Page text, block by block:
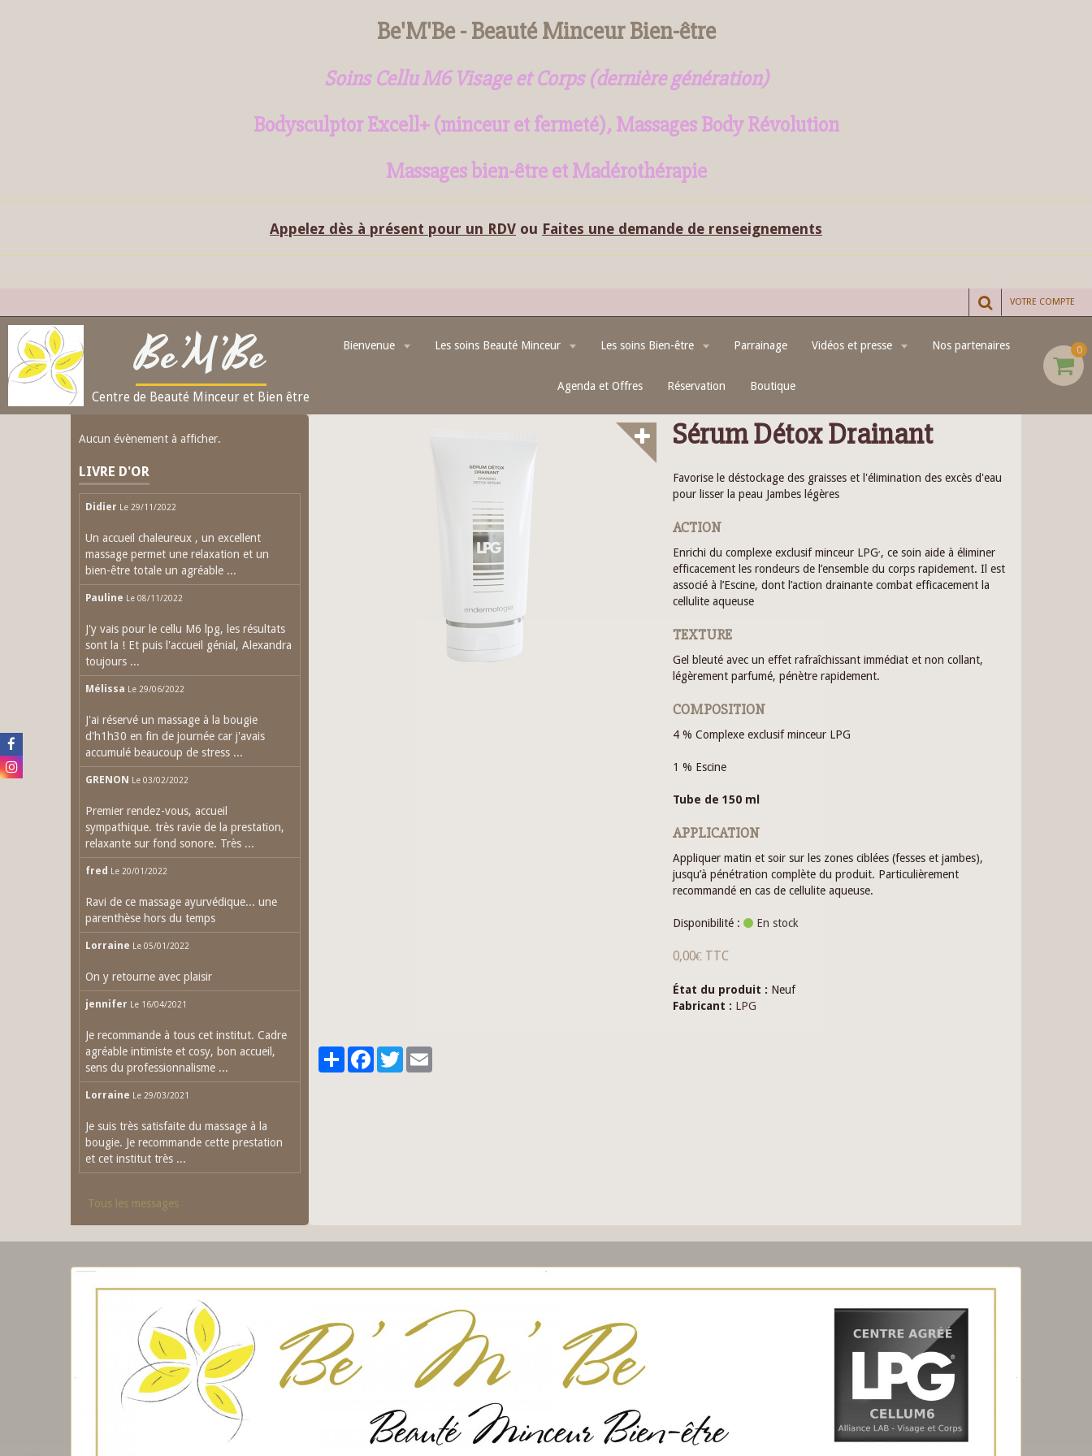
Be'M'Be - Beauté Minceur Bien-être
Soins Cellu M6 Visage et Corps (dernière génération)
Bodysculptor Excell+ (minceur et fermeté), Massages Body Révolution
Massages bien-être etMadérothérapie
Appelez dès à présent pour un RDV ou Faites une demande de renseignements
Be’M’Be
Centre de Beauté Minceur et Bien être
Bienvenue Les soins Beauté Minceur Les soins Bien-être Parrainage Vidéos et presse Nos partenaires
Agenda et Offres Réservation Boutique
0
VOTRE COMPTE
Sérum Détox Drainant
Favorise le déstockage des graisses et l'élimination des excès d'eau
pour lisser la peau Jambes légères
ACTION
Enrichi du complexe exclusif minceur LPG,, ce soin aide à éliminer
efficacement les rondeurs de l’ensemble du corps rapidement. Il est
associé à l’Escine, dont l’action drainante combat efficacement la
cellulite aqueuse
TEXTURE
Gel bleuté avec un effet rafraîchissant immédiat et non collant,
légèrement parfumé, pénètre rapidement.
COMPOSITION
4 % Complexe exclusif minceur LPG
1 % Escine
Tube de 150 ml
APPLICATION
Appliquer matin et soir sur les zones ciblées (fesses et jambes),
jusqu’à pénétration complète du produit. Particulièrement
recommandé en cas de cellulite aqueuse.
Disponibilité : En stock
0,00€ TTC
État du produit : Neuf
Fabricant : LPG
PartagerFacebook
TwitterEmail
Aucun évènement à afficher.
LIVRE D'OR
Didier Le 29/11/2022
Un accueil chaleureux , un excellent
massage permet une relaxation et un
bien-être totale un agréable ...
Pauline Le 08/11/2022
J'y vais pour le cellu M6 lpg, les résultats
sont la ! Et puis l'accueil génial, Alexandra
toujours ...
Mélissa Le 29/06/2022
J'ai réservé un massage à la bougie
d'h1h30 en fin de journée car j'avais
accumulé beaucoup de stress ...
GRENON Le 03/02/2022
Premier rendez-vous, accueil
sympathique. très ravie de la prestation,
relaxante sur fond sonore. Très ...
fred Le 20/01/2022
Ravi de ce massage ayurvédique... une
parenthèse hors du temps
Lorraine Le 05/01/2022
On y retourne avec plaisir
jennifer Le 16/04/2021
Je recommande à tous cet institut. Cadre
agréable intimiste et cosy, bon accueil,
sens du professionnalisme ...
Lorraine Le 29/03/2021
Je suis très satisfaite du massage à la
bougie. Je recommande cette prestation
et cet institut très ...
Tous les messages